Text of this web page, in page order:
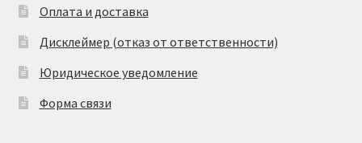
Оплата и доставка
Дисклеймер (отказ от ответственности)
Юридическое уведомление
Форма связи